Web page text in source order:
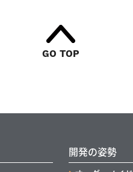
GO TOP
開発の姿勢